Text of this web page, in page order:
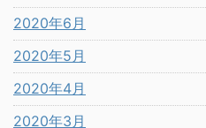
2020年6月
2020年5月
2020年4月
2020年3月